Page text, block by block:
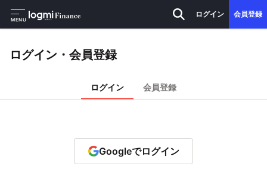
MENU
ログイン 会員登録
ログイン・会員登録
ログイン 会員登録
Googleでログイン